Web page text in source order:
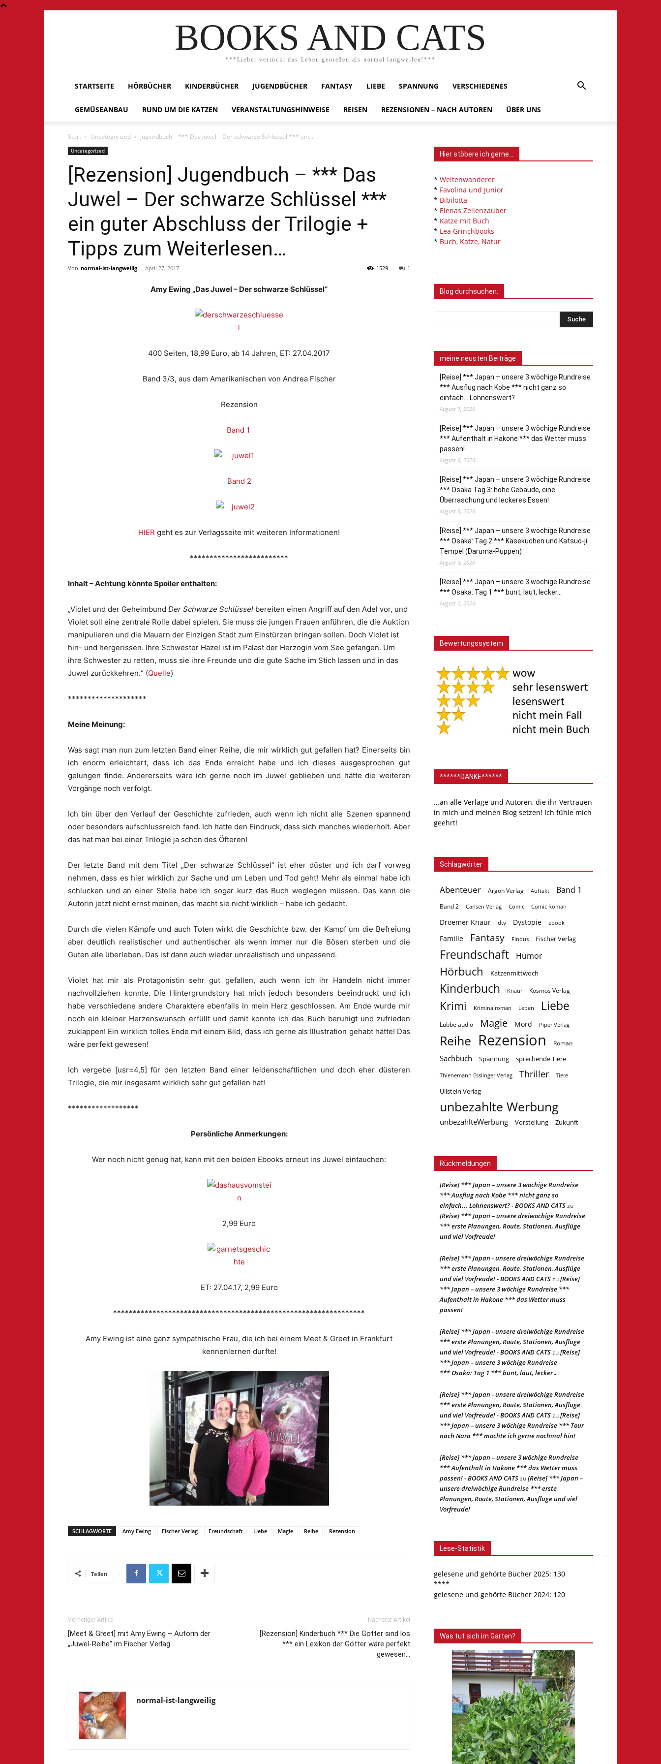
BOOKS AND CATS
***Lieber verrückt das Leben genießen als normal langweilen!***
STARTSEITE HÖRBÜCHER KINDERBÜCHER JUGENDBÜCHER FANTASY LIEBE SPANNUNG VERSCHIEDENES
GEMÜSEANBAU RUND UM DIE KATZEN VERANSTALTUNGSHINWEISE REISEN REZENSIONEN – NACH AUTOREN ÜBER UNS
Start Uncategorized Jugendbuch – *** Das Juwel – Der schwarze Schlüssel *** ein...
Uncategorized
[Rezension] Jugendbuch – *** Das
Juwel – Der schwarze Schlüssel ***
ein guter Abschluss der Trilogie +
Tipps zum Weiterlesen…
Von normal-ist-langweilig - April 27, 2017 1
1529
Amy Ewing „Das Juwel – Der schwarze Schlüssel“
400 Seiten, 18,99 Euro, ab 14 Jahren, ET: 27.04.2017
Band 3/3, aus dem Amerikanischen von Andrea Fischer
Rezension
Band 1
Band 2
HIER geht es zur Verlagsseite mit weiteren Informationen!
*************************
Inhalt – Achtung könnte Spoiler enthalten:
„Violet und der Geheimbund Der Schwarze Schlüssel bereiten einen Angriff auf den Adel vor, und
Violet soll eine zentrale Rolle dabei spielen. Sie muss die jungen Frauen anführen, die die Auktion
manipulieren und die Mauern der Einzigen Stadt zum Einstürzen bringen sollen. Doch Violet ist
hin- und hergerissen. Ihre Schwester Hazel ist im Palast der Herzogin vom See gefangen. Um
ihre Schwester zu retten, muss sie ihre Freunde und die gute Sache im Stich lassen und in das
Juwel zurückkehren.“ (Quelle)
********************
Meine Meinung:
Was sagt man nun zum letzten Band einer Reihe, die mir wirklich gut gefallen hat? Einerseits bin
ich enorm erleichtert, dass ich das Ende erreicht habe und ich dieses ausgesprochen gut
gelungen finde. Andererseits wäre ich gerne noch im Juwel geblieben und hätte die weiteren
Vorgänge noch verfolgt.
Ich bin über den Verlauf der Geschichte zufrieden, auch wenn ich nicht alle Szenen spannend
oder besonders aufschlussreich fand. Ich hatte den Eindruck, dass sich manches wiederholt. Aber
das hat man bei einer Trilogie ja schon des Öfteren!
Der letzte Band mit dem Titel „Der schwarze Schlüssel“ ist eher düster und ich darf vorweg
nehmen, dass es hier wirklich zur Sache und um Leben und Tod geht! Mehr als einmal habe ich
schlucken und an einer Stelle habe ich sogar kurz das Buch weglegen müssen. Das kann die
Autorin jetzt nicht ernst meinen, das macht sie nicht wirklich – habe ich gedacht.
Durch die vielen Kämpfe und auch Toten wirkt die Geschichte bzw. der Kampf um die Befreiung
aber deutlich realistischer und authentischer als wenn immer nur die Bösen sterben und die
Guten alle überleben. Das ist dann auch wieder unrealistisch und unpassend.
Violet hat mir als Protagonistin sehr gut gefallen, auch wenn ich ihr Handeln nicht immer
nachvollziehen konnte. Die Hintergrundstory hat mich jedoch besonders beeindruckt und ich
habe verschiedene andere Charaktere ebenfalls in mein Herz geschlossen. Am Ende wurde mir
noch ein kleiner Herzenswunsch erfüllt und damit konnte ich das Buch beruhigt und zufrieden
zuklappen! Ein wirklich tolles Ende mit einem Bild, dass ich gerne als Illustration gehabt hätte! Das
wäre perfekt gewesen!
Ich vergebe [usr=4,5] für den letzten Band einer leidenschaftlichen und doch eher düsteren
Trilogie, die mir insgesamt wirklich sehr gut gefallen hat!
******************
Persönliche Anmerkungen:
Wer noch nicht genug hat, kann mit den beiden Ebooks erneut ins Juwel eintauchen:
2,99 Euro
ET: 27.04.17, 2,99 Euro
****************************************************************
Amy Ewing ist eine ganz sympathische Frau, die ich bei einem Meet & Greet in Frankfurt
kennenlernen durfte!
SCHLAGWORTE Amy Ewing Fischer Verlag Freundschaft Liebe Magie Reihe Rezension
Teilen
Vorheriger Artikel
[Meet & Greet] mit Amy Ewing – Autorin der
„Juwel-Reihe“ im Fischer Verlag
Nächster Artikel
[Rezension] Kinderbuch *** Die Götter sind los
*** ein Lexikon der Götter wäre perfekt
gewesen…
normal-ist-langweilig
Hier stöbere ich gerne…
* Weltenwanderer
* Favolina und Junior
* Bibilotta
* Elenas Zeilenzauber
* Katze mit Buch
* Lea Grinchbooks
* Buch, Katze, Natur
Blog durchsuchen:
meine neusten Beiträge
[Reise] *** Japan – unsere 3 wöchige Rundreise
*** Ausflug nach Kobe *** nicht ganz so
einfach… Lohnenswert?
August 7, 2026
[Reise] *** Japan – unsere 3 wöchige Rundreise
*** Aufenthalt in Hakone *** das Wetter muss
passen!
August 6, 2026
[Reise] *** Japan – unsere 3 wöchige Rundreise
*** Osaka Tag 3: hohe Gebäude, eine
Überraschung und leckeres Essen!
August 5, 2026
[Reise] *** Japan – unsere 3 wöchige Rundreise
*** Osaka: Tag 2 *** Käsekuchen und Katsuo-ji
Tempel (Daruma-Puppen)
August 3, 2026
[Reise] *** Japan – unsere 3 wöchige Rundreise
*** Osaka: Tag 1 *** bunt, laut, lecker…
August 2, 2026
Bewertungssystem
******DANKE******
...an alle Verlage und Autoren, die ihr Vertrauen
in mich und meinen Blog setzen! Ich fühle mich
geehrt!
Schlagwörter
Abenteuer Argon Verlag Auftakt Band 1
Band 2 Carlsen Verlag Comic Comic Roman
Droemer Knaur dtv Dystopie ebook
Familie Fantasy Findus Fischer Verlag
Freundschaft Humor
Hörbuch Katzenmittwoch
Kinderbuch Knaur Kosmos Verlag
Krimi Kriminalroman Leben Liebe
Lübbe audio Magie Mord Piper Verlag
Reihe Rezension Roman
Sachbuch Spannung sprechende Tiere
Thienemann Esslinger Verlag Thriller Tiere
Ullstein Verlag
unbezahlte Werbung
unbezahlteWerbung Vorstellung Zukunft
Rückmeldungen
[Reise] *** Japan – unsere 3 wöchige Rundreise
*** Ausflug nach Kobe *** nicht ganz so
einfach... Lohnenswert? - BOOKS AND CATSzu
[Reise] *** Japan – unsere dreiwöchige Rundreise
*** erste Planungen, Route, Stationen, Ausflüge
und viel Vorfreude!
[Reise] *** Japan - unsere dreiwöchige Rundreise
*** erste Planungen, Route, Stationen, Ausflüge
und viel Vorfreude! - BOOKS AND CATSzu[Reise]
*** Japan – unsere 3 wöchige Rundreise ***
Aufenthalt in Hakone *** das Wetter muss
passen!
[Reise] *** Japan - unsere dreiwöchige Rundreise
*** erste Planungen, Route, Stationen, Ausflüge
und viel Vorfreude! - BOOKS AND CATSzu[Reise]
*** Japan – unsere 3 wöchige Rundreise
*** Osaka: Tag 1 *** bunt, laut, lecker…
[Reise] *** Japan - unsere dreiwöchige Rundreise
*** erste Planungen, Route, Stationen, Ausflüge
und viel Vorfreude! - BOOKS AND CATSzu[Reise]
*** Japan – unsere 3 wöchige Rundreise *** Tour
nach Nara *** möchte ich gerne nochmal hin!
[Reise] *** Japan – unsere 3 wöchige Rundreise
*** Aufenthalt in Hakone *** das Wetter muss
passen! - BOOKS AND CATSzu[Reise] *** Japan –
unsere dreiwöchige Rundreise *** erste
Planungen, Route, Stationen, Ausflüge und viel
Vorfreude!
Lese-Statistik
gelesene und gehörte Bücher 2025: 130
****
gelesene und gehörte Bücher 2024: 120
Was tut sich im Garten?